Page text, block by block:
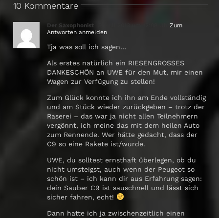
10 Kommentare
Der Saxophonist 3. Juli 2013 um 12:08 UhrZum
Antworten anmelden
Tja was soll ich sagen…
Als erstes natürlich ein RIESENGROSSES
DANKESCHÖN an UWE für den Mut, mir einen
Wagen zur Verfügung zu stellen!
Zum Glück konnte ich ihn am Ende vollständig
und am Stück wieder zurückgeben – trotz der
Raserei – das war ja nicht allen Teilnehmern
vergönnt, ich meine das mit dem heilen Auto
zum Rennende. Wer hätte gedacht, dass der
C9 so eine Rakete ist/wurde.
UWE, du solltest ernsthaft überlegen, ob du
nicht umsteigst, auch wenn der Peugeot so
schön ist – ich kann dir aus Erfahrung sagen:
dein Sauber C9 ist sauschnell und lässt sich
sicher fahren, echt!
Dann hatte ich ja zwischenzeitlich einen